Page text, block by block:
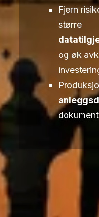
Fjern
større
og øk